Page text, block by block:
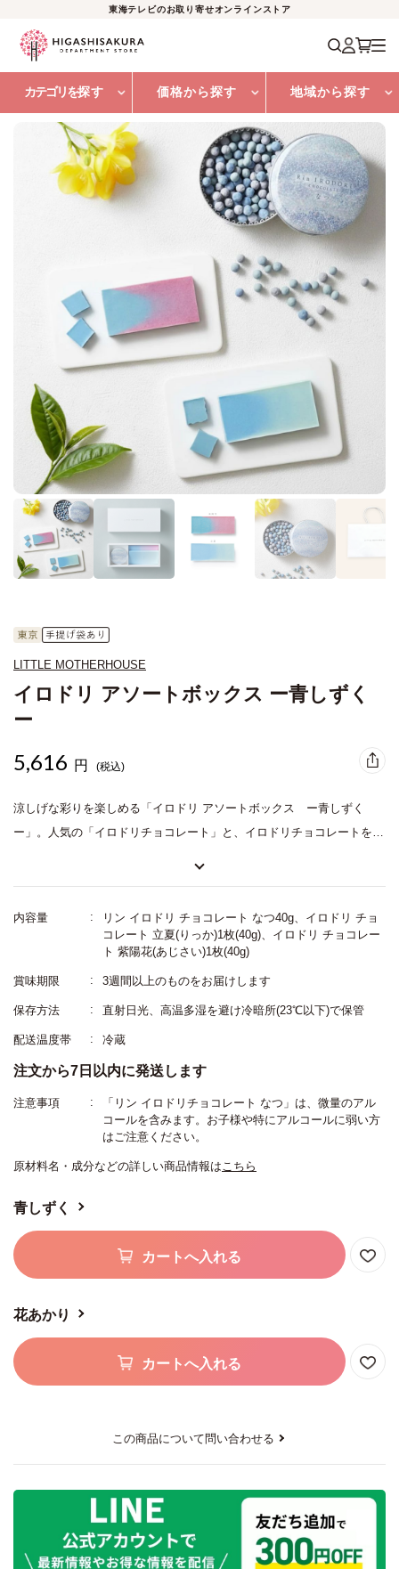
東海テレビのお取り寄せオンラインストア
カテゴリを探す 価格から探す 地域から探す
LITTLE MOTHERHOUSE
イロドリ アソートボックス ー青しずく
ー
5,616 円 (税込)
涼しげな彩りを楽しめる「イロドリ アソートボックス　ー青しずく
ー」。人気の「イロドリチョコレート」と、イロドリチョコレートを作
一箱で楽しめる、見た目にも華やかな詰め合わせです。
1商品につき手提げ袋を1枚お付けします。
内容量
リン イロドリ チョコレート なつ40g、イロドリ チョ
コレート 立夏(りっか)1枚(40g)、イロドリ チョコレー
ト 紫陽花(あじさい)1枚(40g)
賞味期限 3週間以上のものをお届けします
保存方法 直射日光、高温多湿を避け冷暗所(23℃以下)で保管
配送温度帯 冷蔵
注文から7日以内に発送します
注意事項
「リン イロドリチョコレート なつ」は、微量のアル
コールを含みます。お子様や特にアルコールに弱い方
はご注意ください。
原材料名・成分などの詳しい商品情報はこちら
青しずく
カートへ入れる
花あかり
カートへ入れる
この商品について問い合わせる